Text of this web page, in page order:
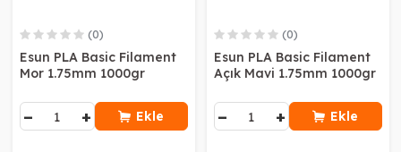
(0)
Esun PLA Basic Filament
Mor 1.75mm 1000gr
− + Ekle
(0)
Esun PLA Basic Filament
Açık Mavi 1.75mm 1000gr
− + Ekle